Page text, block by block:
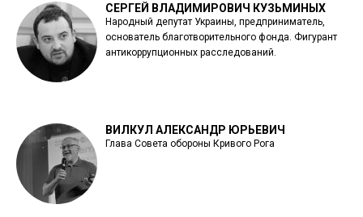
СЕРГЕЙ ВЛАДИМИРОВИЧ КУЗЬМИНЫХ
Народный депутат Украины, предприниматель,
основатель благотворительного фонда. Фигурант
антикоррупционных расследований.
ВИЛКУЛ АЛЕКСАНДР ЮРЬЕВИЧ
Глава Совета обороны Кривого Рога